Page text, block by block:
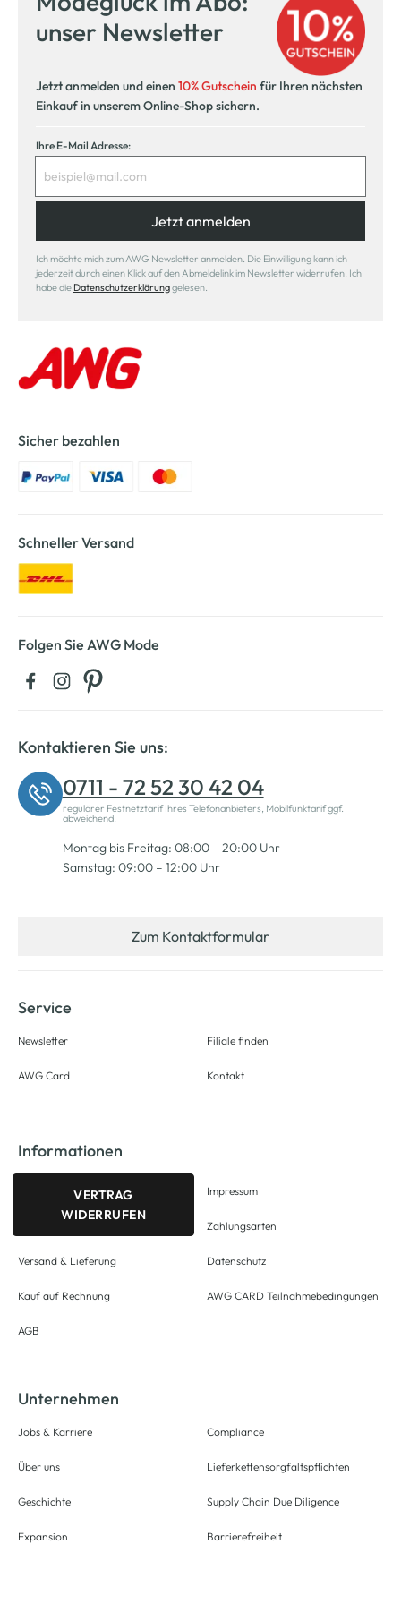
unser Newsletter
Jetzt anmelden und einen 10% Gutschein für Ihren nächsten
Einkauf in unserem Online-Shop sichern.
Ihre E-Mail Adresse:
Jetzt anmelden
Ich möchte mich zum AWG Newsletter anmelden. Die Einwilligung kann ich
jederzeit durch einen Klick auf den Abmeldelink im Newsletter widerrufen. Ich
habe die Datenschutzerklärunggelesen.
Sicher bezahlen
Schneller Versand
Folgen Sie AWG Mode
Kontaktieren Sie uns:
0711 - 72 52 30 42 04
regulärer Festnetztarif Ihres Telefonanbieters, Mobilfunktarif ggf.
abweichend.
Montag bis Freitag: 08:00 – 20:00 Uhr
Samstag: 09:00 – 12:00 Uhr
Zum Kontaktformular
Service
Newsletter
AWG Card
Filiale finden
Kontakt
Informationen
VERTRAG
WIDERRUFEN
Versand & Lieferung
Kauf auf Rechnung
AGB
Impressum
Zahlungsarten
Datenschutz
AWG CARD Teilnahmebedingungen
Unternehmen
Jobs & Karriere
Über uns
Geschichte
Expansion
Compliance
Lieferkettensorgfaltspflichten
Supply Chain Due Diligence
Barrierefreiheit